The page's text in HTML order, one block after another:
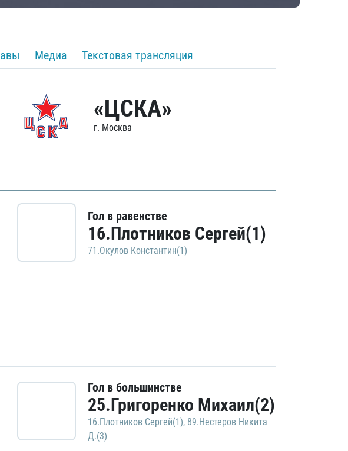
Медиа Текстовая трансляция
«ЦСКА»
г. Москва
Гол в равенстве
16.Плотников Сергей(1)
71.Окулов Константин(1)
Гол в большинстве
25.Григоренко Михаил(2)
16.Плотников Сергей(1), 89.Нестеров Никита
Д.(3)